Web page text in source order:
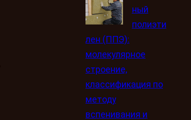
ный
полиэти
лен (ППЭ):
молекулярное
строение,
классификация по
методу
вспенивания и